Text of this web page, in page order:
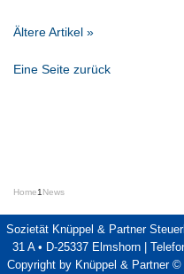
Home1 News
Sozietät Knüppel & Partner
31 A • D-25337 Elmshorn |
Copyright by Knüppel & Partner ©